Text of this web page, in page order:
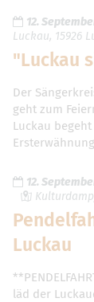
12.
Luckau, 15926
"Luckau
Der
geht zum
Luckau
12.
Luckau
läd der